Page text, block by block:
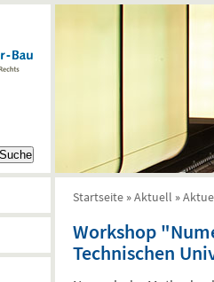
Sie sind hier
Startseite »Aktuell »
Workshop
Technischen